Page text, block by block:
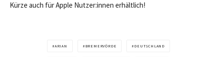
Kürze auch für Apple Nutzer:innen erhältlich!
ARIAN BREMERVÖRDE DEUTSCHLAND